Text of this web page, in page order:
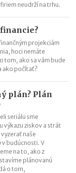
voči Sociálnej
neudrží na trhu.
projekciám
hoci nemáte
tom, ako sa vám bude
ako počítať?
plán? Plán
seriálu sme
výkazu ziskov a strát
naše
budúcnosti. V
na to, ako z
plánovanú
o tom,